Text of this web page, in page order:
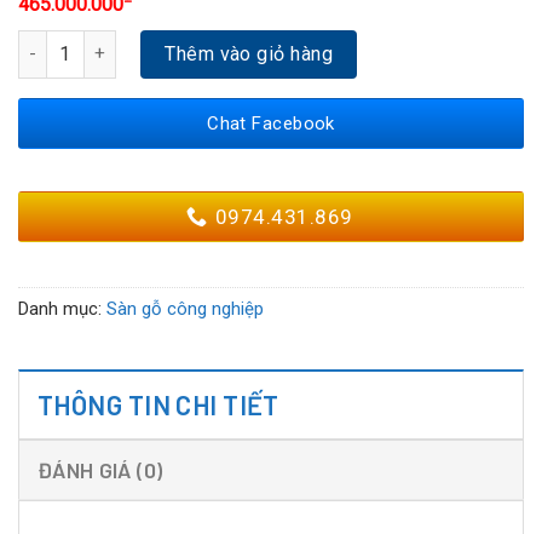
Alloc-A622 số lượngThêm vào giỏ hàng
Chat Facebook
0974.431.869
Danh mục: Sàn gỗ công nghiệp
THÔNG TIN CHI TIẾT
ĐÁNH GIÁ (0)